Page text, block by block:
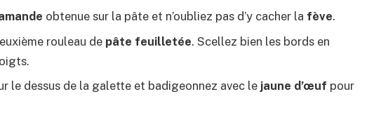
obtenue sur la pâte et n’oubliez pas d’y cacher la fève.
rouleau de pâte feuilletée. Scellez bien les bords en
le dessus de la galette et badigeonnez avec le jaune d’œuf pour